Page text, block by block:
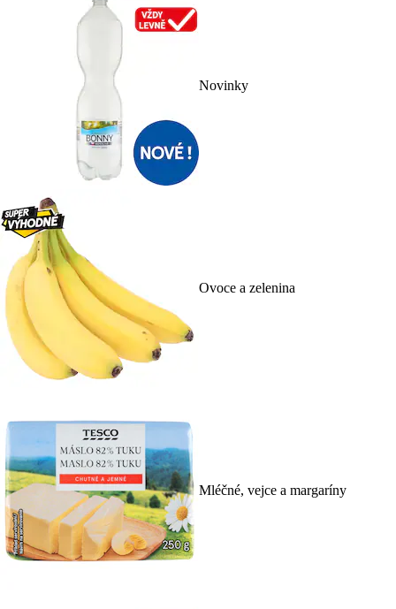
Novinky
Ovoce a zelenina
Mléčné, vejce a margaríny